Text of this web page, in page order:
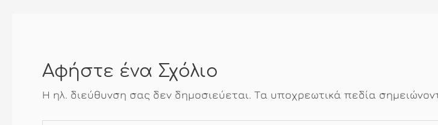
Αφήστε ένα Σχόλιο
Η ηλ. διεύθυνση σας δεν δημοσιεύεται. Τα υποχρεωτικά πεδία